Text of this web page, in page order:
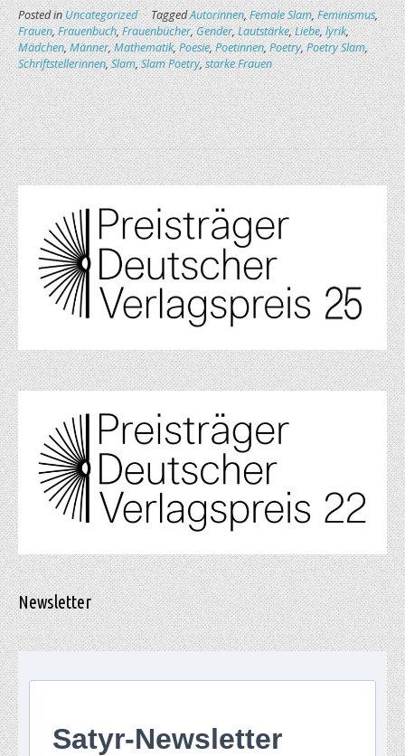
Posted inUncategorized TaggedAutorinnen,Female Slam,Feminismus,
Frauen,Frauenbuch,Frauenbücher,Gender,Lautstärke,Liebe,lyrik,
Mädchen,Männer,Mathematik,Poesie,Poetinnen,Poetry,Poetry Slam,
Schriftstellerinnen,Slam,Slam Poetry,starke Frauen
Newsletter
Satyr-Newsletter